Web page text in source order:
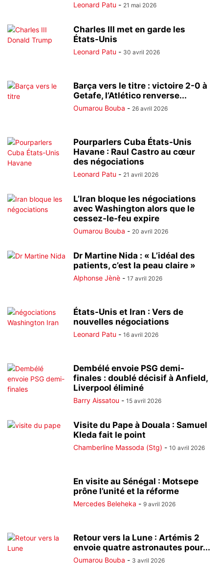
Leonard Patu - 21 mai 2026
Charles III met en garde les
États-Unis
Leonard Patu - 30 avril 2026
Barça vers le titre : victoire 2-0 à
Getafe, l’Atlético renverse...
Oumarou Bouba - 26 avril 2026
Pourparlers Cuba États-Unis
Havane : Raul Castro au cœur
des négociations
Leonard Patu - 21 avril 2026
L’Iran bloque les négociations
avec Washington alors que le
cessez-le-feu expire
Oumarou Bouba - 20 avril 2026
Dr Martine Nida : « L’idéal des
patients, c’est la peau claire »
Alphonse Jènè - 17 avril 2026
États-Unis et Iran : Vers de
nouvelles négociations
Leonard Patu - 16 avril 2026
Dembélé envoie PSG demi-
finales : doublé décisif à Anfield,
Liverpool éliminé
Barry Aissatou - 15 avril 2026
Visite du Pape à Douala : Samuel
Kleda fait le point
Chamberline Massoda (Stg) - 10 avril 2026
En visite au Sénégal : Motsepe
prône l’unité et la réforme
Mercedes Beleheka - 9 avril 2026
Retour vers la Lune : Artémis 2
envoie quatre astronautes pour...
Oumarou Bouba - 3 avril 2026